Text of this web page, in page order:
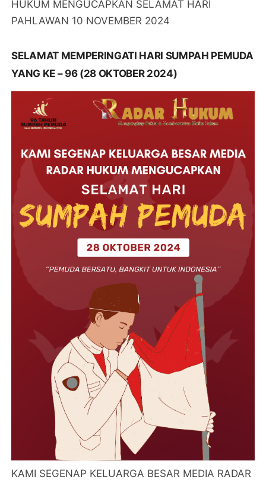
HUKUM MENGUCAPKAN SELAMAT HARI
PAHLAWAN 10 NOVEMBER 2024
SELAMAT MEMPERINGATI HARI SUMPAH PEMUDA
YANG KE – 96 (28 OKTOBER 2024)
KAMI SEGENAP KELUARGA BESAR MEDIA RADAR